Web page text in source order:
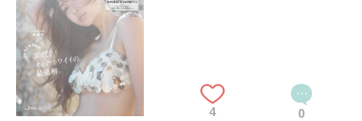
4 0